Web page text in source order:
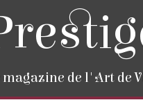
magazine de l'Art de